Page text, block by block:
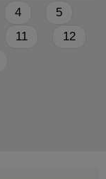
4
5
11
12